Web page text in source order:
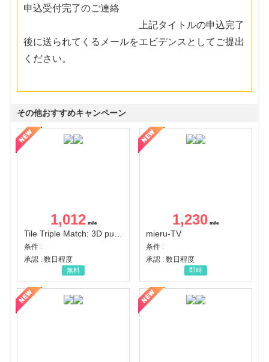
申込受付完了のご連絡
上記タイトルの申込完了
後に送られてくるメールをエビデンスとしてご提出
ください。
その他おすすめキャンペーン
1,012
Tile Triple Match: 3D puzzle
条件 :
承認 : 数日程度
無料
1,230
mieru-TV
条件 :
承認 : 数日程度
即時